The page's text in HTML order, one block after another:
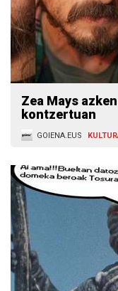
Zea Mays
kontzertuan
GOIENA.EUS